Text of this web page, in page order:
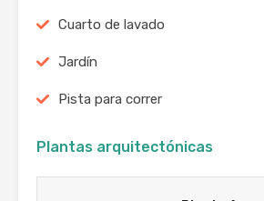
Cuarto de lavado
Jardín
Pista para correr
Plantas arquitectónicas